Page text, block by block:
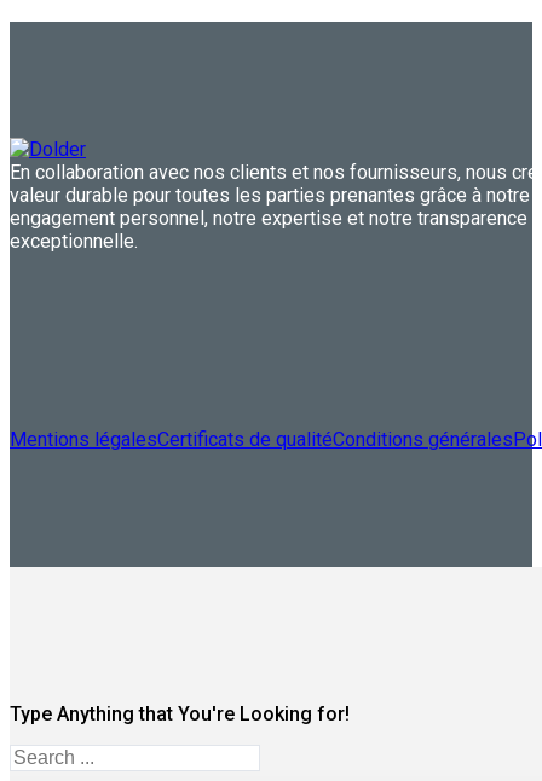
En collaboration avec nos clients et nos fournisseurs, nous
valeur durable pour toutes les parties prenantes grâce à notre
engagement personnel, notre expertise et notre transparence
exceptionnelle.
Mentions légalesCertificats de qualitéConditions générales
Type Anything that You're Looking for!
Search